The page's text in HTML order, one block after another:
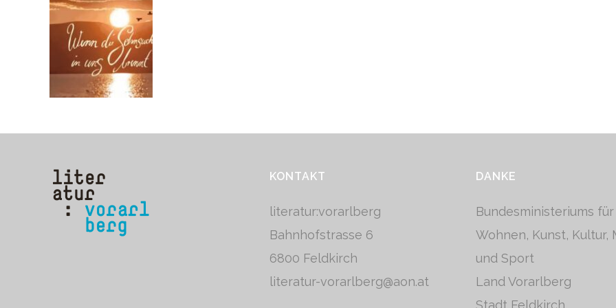
KONTAKT
literatur:vorarlberg
Bahnhofstrasse 6
6800 Feldkirch
literatur-vorarlberg@aon.at
DANKE
Bundesministeriums für
Wohnen, Kunst, Kultur,
und Sport
Land Vorarlberg
Stadt Feldkirch